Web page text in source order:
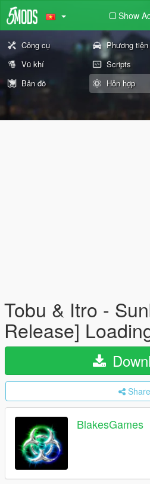
Show
Công cụ Phương tiện
Vũ khí
Scripts
Bản đồ
Hỗn hợp
Tobu & Itro -
Release]
Share
BlakesGames